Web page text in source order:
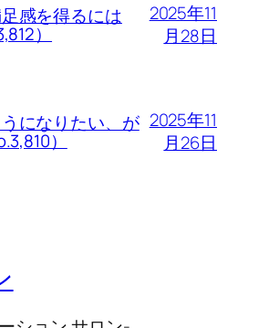
感を得るには
）
2025年11
月28日
になりたい、が
）
2025年11
月26日